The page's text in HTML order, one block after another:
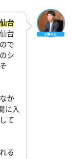
台
台
で
シ
か
に入
て
る